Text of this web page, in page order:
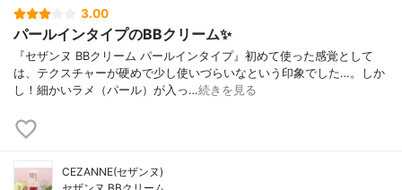
3.00
パールインタイプのBBクリーム✨
『セザンヌ BBクリーム パールインタイプ』初めて使った感覚として
は、テクスチャーが硬めで少し使いづらいなという印象でした…。しか
し！細かいラメ（パール）が入っ…続きを見る
CEZANNE(セザンヌ)